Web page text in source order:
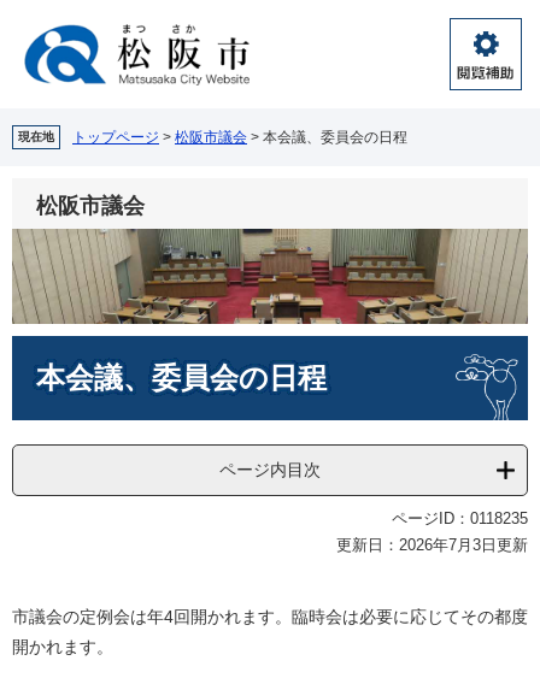
文
閲
覧
現在地 トップページ > 松阪市議会 > 本会議、委員会の日程
松阪市議会
本会議、委員会の日程
ページ内目次
ページID：0118235
更新日：2026年7月3日更新
市議会の定例会は年4回開かれます。臨時会は必要に応じてその都度
開かれます。